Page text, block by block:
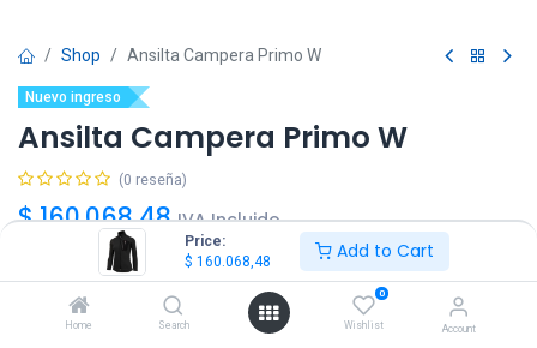
Price:
$ 160.068,48 Add to Cart
Home Search
0
Wishlist Account
Shop Ansilta Campera Primo W
Nuevo ingreso
Ansilta Campera Primo W
(0 reseña)
$160.068,48 IVA Incluido
Talle
M L